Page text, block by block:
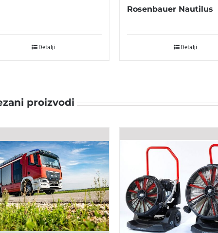
Detalji
Rosenbauer Nautilus
Detalji
proizvodi